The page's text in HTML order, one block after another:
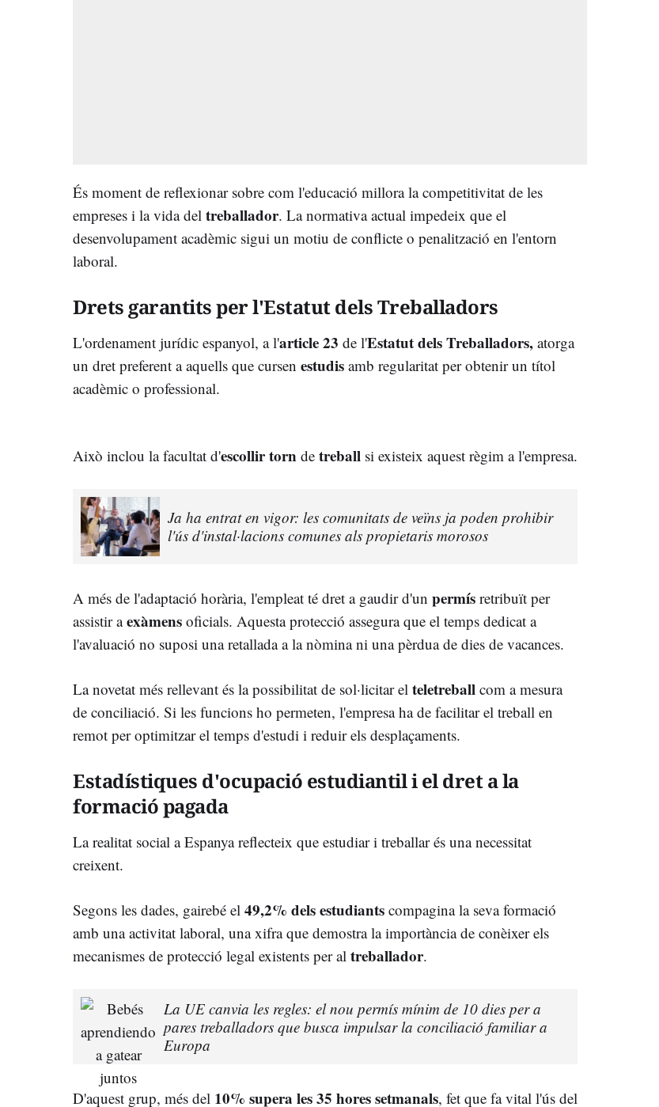
És moment de reflexionar sobre com l'educació millora la competitivitat de les
empreses i la vida del treballador. La normativa actual impedeix que el
desenvolupament acadèmic sigui un motiu de conflicte o penalització en l'entorn
laboral.
Drets garantits per l'Estatut dels Treballadors
L'ordenament jurídic espanyol, a l'article 23 de l'Estatut dels Treballadors, atorga
un dret preferent a aquells que cursen estudis amb regularitat per obtenir un títol
acadèmic o professional.
Això inclou la facultat d'escollir torn de treball si existeix aquest règim a l'empresa.
Ja ha entrat en vigor: les comunitats de veïns ja poden prohibir
l'ús d'instal·lacions comunes als propietaris morosos
A més de l'adaptació horària, l'empleat té dret a gaudir d'un permís retribuït per
assistir aexàmens oficials. Aquesta protecció assegura que el temps dedicat a
l'avaluació no suposi una retallada a la nòmina ni una pèrdua de dies de vacances.
La novetat més rellevant és la possibilitat de sol·licitar el teletreball com a mesura
de conciliació. Si les funcions ho permeten, l'empresa ha de facilitar el treball en
remot per optimitzar el temps d'estudi i reduir els desplaçaments.
Estadístiques d'ocupació estudiantil i el dret a la
formació pagada
La realitat social a Espanya reflecteix que estudiar i treballar és una necessitat
creixent.
Segons les dades, gairebé el 49,2% dels estudiants compagina la seva formació
amb una activitat laboral, una xifra que demostra la importància de conèixer els
mecanismes de protecció legal existents per al treballador.
La UE canvia les regles: el nou permís mínim de 10 dies per a
pares treballadors que busca impulsar la conciliació familiar a
Europa
D'aquest grup, més del 10% supera les 35 hores setmanals, fet que fa vital l'ús del